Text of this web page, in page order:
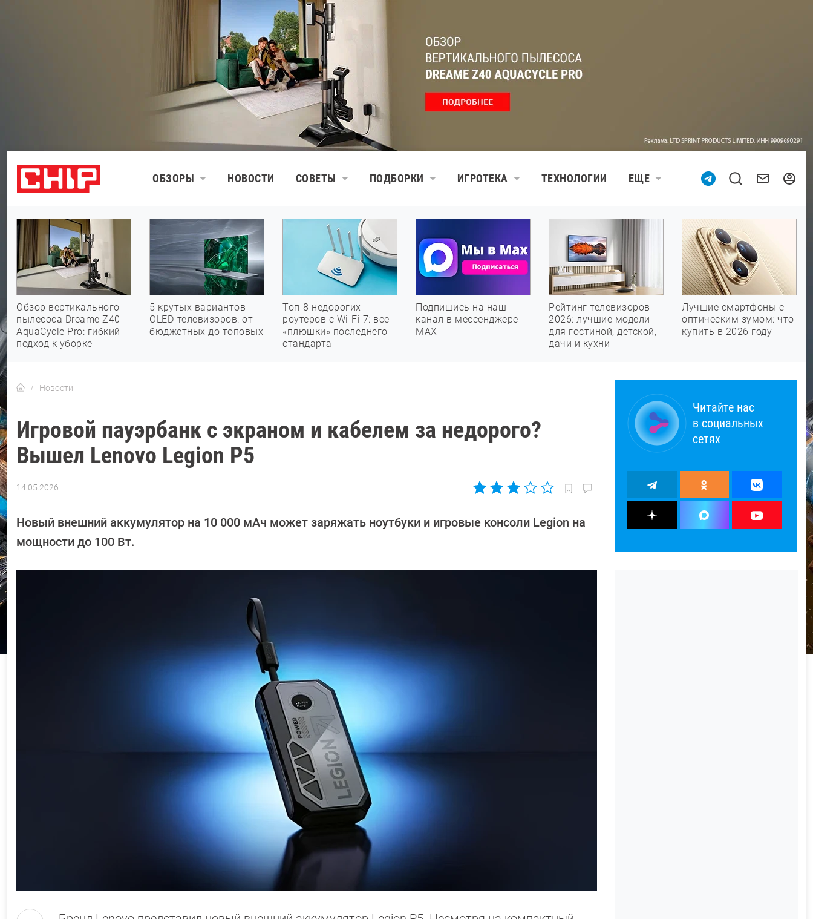
ОБЗОРЫ НОВОСТИ СОВЕТЫ ПОДБОРКИ ИГРОТЕКА ТЕХНОЛОГИИ ЕЩЕ
Обзор вертикального
пылесоса Dreame Z40
AquaCycle Pro: гибкий
подход к уборке
5 крутых вариантов
OLED-телевизоров: от
бюджетных до топовых
Топ-8 недорогих
роутеров с Wi-Fi 7: все
«плюшки» последнего
стандарта
Подпишись на наш
канал в мессенджере
МАХ
Рейтинг телевизоров
2026: лучшие модели
для гостиной, детской,
дачи и кухни
Лучшие смартфоны с
оптическим зумом: что
купить в 2026 году
Новости
Игровой пауэрбанк с экраном и кабелем за недорого?
Вышел Lenovo Legion P5
14.05.2026
Довлатова
Новый внешний аккумулятор на 10 000 мАч может заряжать ноутбуки и игровые консоли Legion на
мощности до 100 Вт.
Читайте нас
в социальных
сетях